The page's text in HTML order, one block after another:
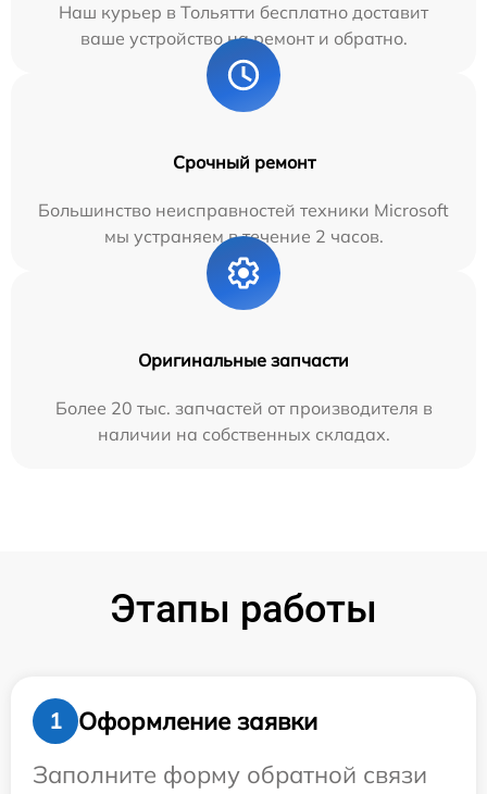
Наш курьер в Тольятти бесплатно доставит
ваше устройство на ремонт и обратно.
Срочный ремонт
Большинство неисправностей техники Microsoft
мы устраняем в течение 2 часов.
Оригинальные запчасти
Более 20 тыс. запчастей от производителя в
наличии на собственных складах.
Этапы работы
1
Оформление заявки
Заполните форму обратной связи